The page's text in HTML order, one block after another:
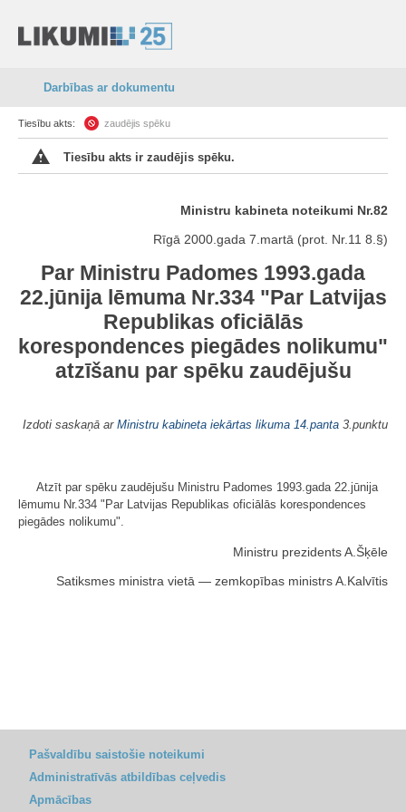
Darbības ar dokumentu
Tiesību akts: zaudējis spēku
Tiesību akts ir zaudējis spēku.
Ministru kabineta noteikumi Nr.82
Rīgā 2000.gada 7.martā (prot. Nr.11 8.§)
Par Ministru Padomes 1993.gada
22.jūnija lēmuma Nr.334 "Par Latvijas
Republikas oficiālās
korespondences piegādes nolikumu"
atzīšanu par spēku zaudējušu
Izdoti saskaņā ar Ministru kabineta iekārtas likuma 14.panta 3.punktu
Atzīt par spēku zaudējušu Ministru Padomes 1993.gada 22.jūnija
lēmumu Nr.334 "Par Latvijas Republikas oficiālās korespondences
piegādes nolikumu".
Ministru prezidents A.Šķēle
Satiksmes ministra vietā — zemkopības ministrs A.Kalvītis
Pašvaldību saistošie noteikumi
Administratīvās atbildības ceļvedis
Apmācības